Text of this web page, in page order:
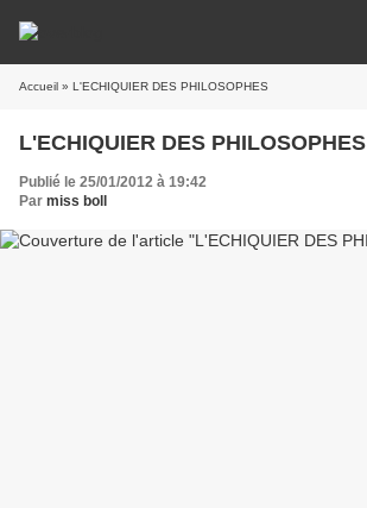
Accueil » L'ECHIQUIER DES PHILOSOPHES
L'ECHIQUIER DES PHILOSOPHES
Publié le 25/01/2012 à 19:42
Par miss boll